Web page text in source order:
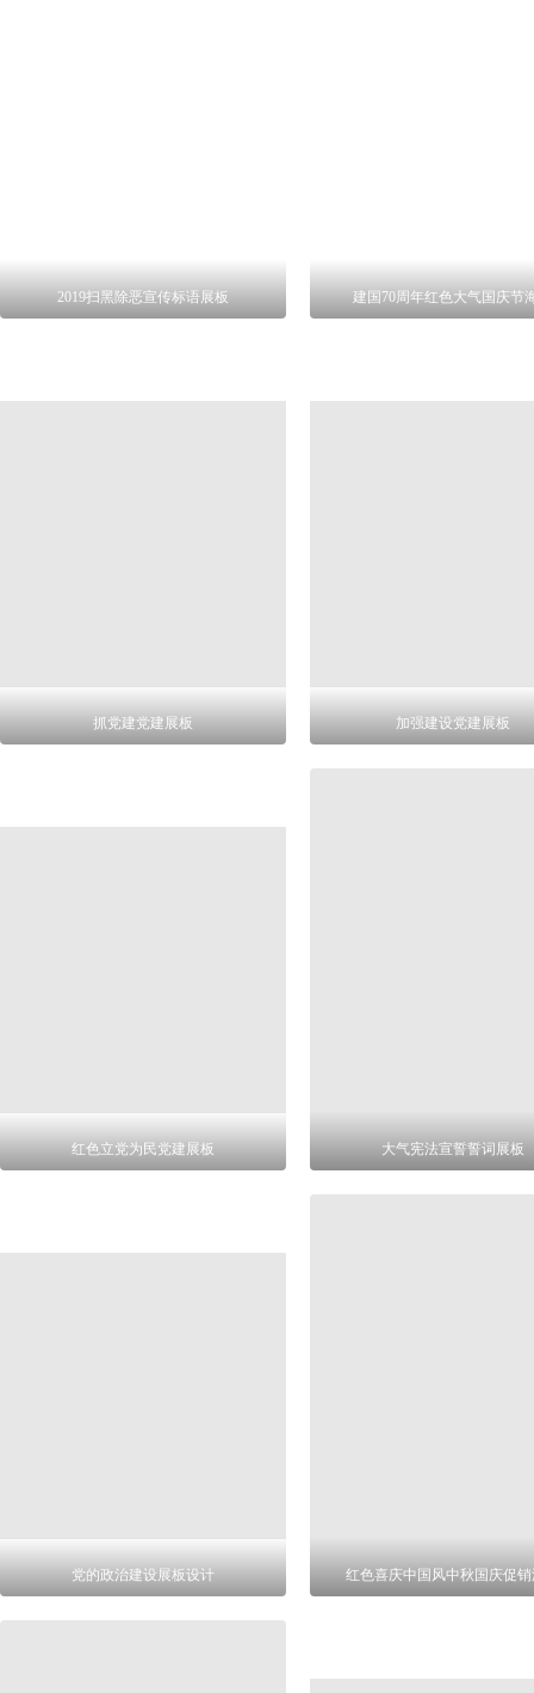
2019扫黑除恶宣传标语展板 建国70周年红色大气国庆节
抓党建党建展板 加强建设党建展板
红色立党为民党建展板 大气宪法宣誓誓词展板
党的政治建设展板设计 红色喜庆中国风中秋国庆促